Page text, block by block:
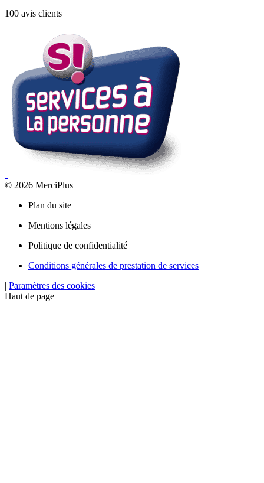
100 avis clients
© 2026 MerciPlus
Plan du site
Mentions légales
Politique de confidentialité
Conditions générales de prestation de services
| Paramètres des cookies
Haut de page